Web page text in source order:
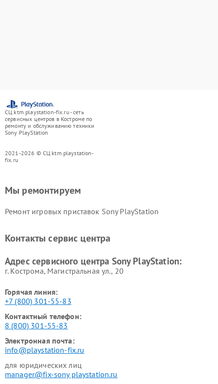
СЦ ktm.playstation-fix.ru - сеть
сервисных центров в Костроме по
ремонту и обслуживанию техники
Sony PlayStation
2021-2026 © СЦ ktm.playstation-
fix.ru
Мы ремонтируем
Ремонт игровых приставок Sony PlayStation
Контакты сервис центра
Адрес сервисного центра Sony PlayStation:
г. Кострома, Магистральная ул., 20
Горячая линия:
+7 (800) 301-55-83
Контактный телефон:
8 (800) 301-55-83
Электронная почта:
info@playstation-fix.ru
для юридических лиц
manager@fix-sony playstation.ru